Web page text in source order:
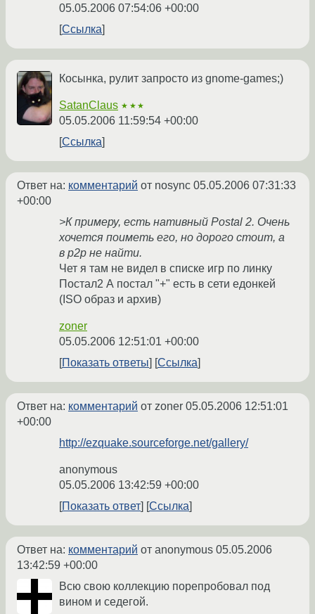
05.05.2006 07:54:06 +00:00
Ссылка
Косынка, рулит запросто из gnome-games;)
SatanClaus ★★★
05.05.2006 11:59:54 +00:00
Ссылка
Ответ на: комментарий от nosync 05.05.2006 07:31:33
+00:00
>К примеру, есть нативный Postal 2. Очень
хочется поиметь его, но дорого стоит, а
в p2p не найти.
Чет я там не видел в списке игр по линку
Постал2 А постал "+" есть в сети едонкей
(ISO образ и архив)
zoner
05.05.2006 12:51:01 +00:00
Показать ответы
Ссылка
Ответ на: комментарий от zoner 05.05.2006 12:51:01
+00:00
http://ezquake.sourceforge.net/gallery/
anonymous
05.05.2006 13:42:59 +00:00
Показать ответ
Ссылка
Ответ на: комментарий от anonymous 05.05.2006
13:42:59 +00:00
Всю свою коллекцию порепробовал под
вином и седегой.